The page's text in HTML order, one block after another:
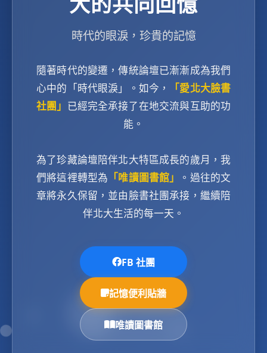
時代的眼淚，珍貴的記憶
隨著時代的變遷，傳統論壇已漸漸成為我們
心中的「時代眼淚」。如今，
「愛北大臉書
社團」 已經完全承接了在地交流與互助的功
能。
為了珍藏論壇陪伴北大特區成長的歲月，我
們將這裡轉型為 「唯讀圖書館」
。過往的文
章將永久保留，並由臉書社團承接，繼續陪
伴北大生活的每一天。
FB 社團
記憶便利貼牆
唯讀圖書館